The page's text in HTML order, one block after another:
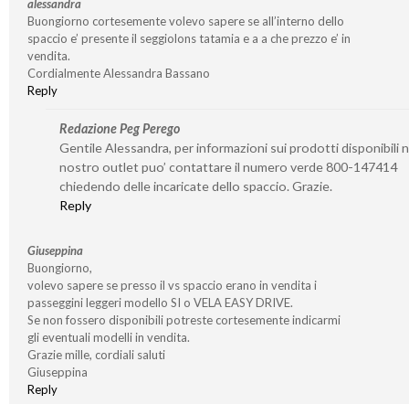
alessandra
Buongiorno cortesemente volevo sapere se all’interno dello
spaccio e’ presente il seggiolons tatamia e a a che prezzo e’ in
vendita.
Cordialmente Alessandra Bassano
Reply
Redazione Peg Perego
Gentile Alessandra, per informazioni sui prodotti disponibili
nostro outlet puo’ contattare il numero verde 800-147414
chiedendo delle incaricate dello spaccio. Grazie.
Reply
Giuseppina
Buongiorno,
volevo sapere se presso il vs spaccio erano in vendita i
passeggini leggeri modello SI o VELA EASY DRIVE.
Se non fossero disponibili potreste cortesemente indicarmi
gli eventuali modelli in vendita.
Grazie mille, cordiali saluti
Giuseppina
Reply